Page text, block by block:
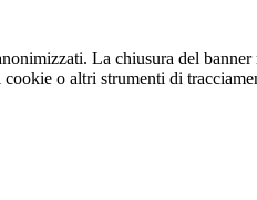
La chiusura del
o altri strumenti di